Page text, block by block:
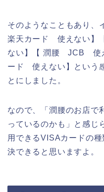
そのようなこともあり
楽天カード 使えない】
ない】【 潤腰 JCB 使
ード 使えない】という
とにしました。
なので、「潤腰のお店で
っているのかも」と感じ
用できるVISAカードの
決できると思いますよ。